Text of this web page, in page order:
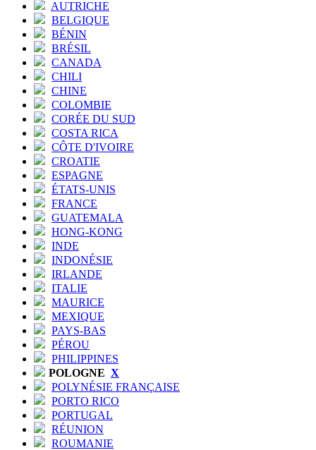
AUTRICHE
BELGIQUE
BÉNIN
BRÉSIL
CANADA
CHILI
CHINE
COLOMBIE
CORÉE DU SUD
COSTA RICA
CÔTE D'IVOIRE
CROATIE
ESPAGNE
ÉTATS-UNIS
FRANCE
GUATEMALA
HONG-KONG
INDE
INDONÉSIE
IRLANDE
ITALIE
MAURICE
MEXIQUE
PAYS-BAS
PÉROU
PHILIPPINES
POLOGNE X
POLYNÉSIE FRANÇAISE
PORTO RICO
PORTUGAL
RÉUNION
ROUMANIE